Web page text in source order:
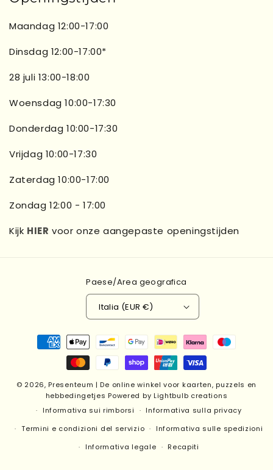
Maandag 12:00-17:00
Dinsdag 12:00-17:00*
28 juli 13:00-18:00
Woensdag 10:00-17:30
Donderdag 10:00-17:30
Vrijdag 10:00-17:30
Zaterdag 10:00-17:00
Zondag 12:00 - 17:00
Kijk HIER voor onze aangepaste openingstijden
Paese/Area geografica
Italia (EUR €)
Metodi
pagamento
© 2026, Presenteum | De online winkel voor kaarten, puzzels en
hebbedingetjes Powered by Lightbulb creations
Informativa sui rimborsi
Informativa sulla privacy
Termini e condizioni del servizio
Informativa sulle spedizioni
Informativa legale
Recapiti